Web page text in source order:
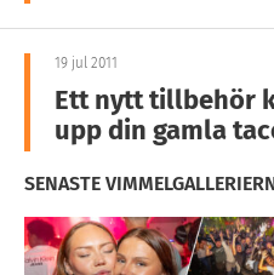
19 jul 2011
Ett nytt tillbehör
upp din gamla
SENASTE